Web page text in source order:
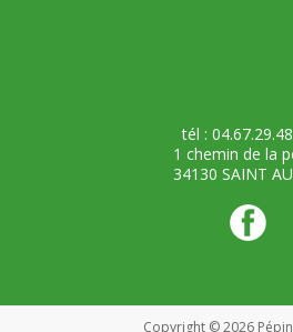
tél :
1 chemin de la
34130 SAINT
Copyright © 2026